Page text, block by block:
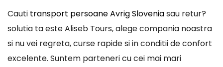
Cauti transport persoane Avrig Sloveniasau retur?
solutia ta este Aliseb Tours, alege compania noastra
si nu vei regreta, curse rapide si in conditii de confort
excelente. Suntem parteneri cu cei mai mari